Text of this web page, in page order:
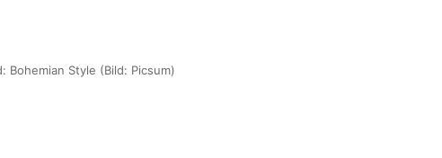
Bohemian Style (Bild: Picsum)